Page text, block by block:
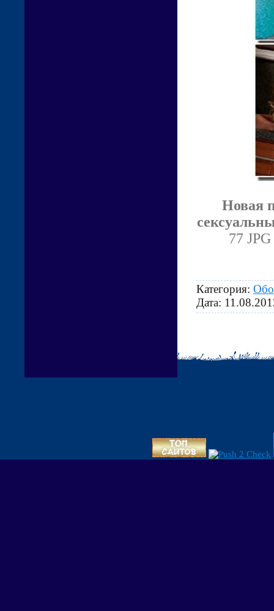
Новая
77
Категория:
Дата: